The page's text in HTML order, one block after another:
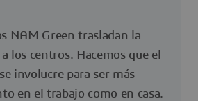
NAM Green trasladan la
los centros. Hacemos que el
involucre para ser más
en el trabajo como en casa.